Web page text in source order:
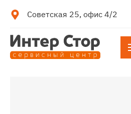
Советская 25, офис 4/2